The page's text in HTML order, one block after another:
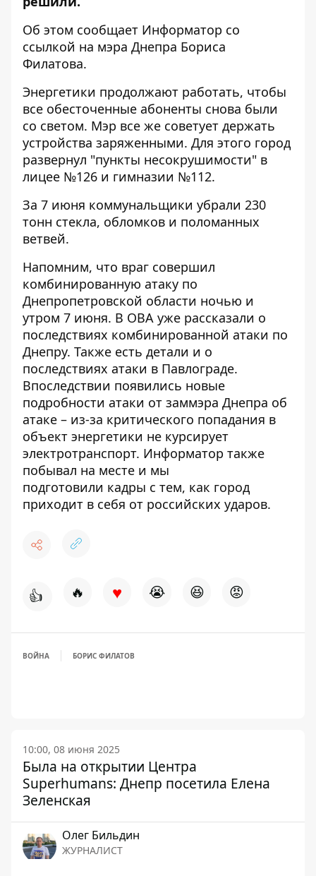
Об этом сообщает Информатор со
ссылкой на мэра Днепра Бориса
Филатова.
Энергетики продолжают работать, чтобы
все обесточенные абоненты снова были
со светом. Мэр все же советует держать
устройства заряженными. Для этого город
развернул "пункты несокрушимости" в
лицее №126 и гимназии №112.
За 7 июня коммунальщики убрали 230
тонн стекла, обломков и поломанных
ветвей.
Напомним, что враг совершил
комбинированную атаку по
Днепропетровской области ночью и
утром 7 июня. В ОВА уже рассказали о
последствиях комбинированной атаки по
Днепру. Также есть детали и о
последствиях атаки в Павлограде.
Впоследствии появились новые
подробности атаки от заммэра Днепра об
атаке – из-за критического попадания в
объект энергетики не курсирует
электротранспорт. Информатор также
побывал на месте и мы
подготовили кадры с тем, как город
приходит в себя от российских ударов.
👍 🔥 ♥ 😭 😆 😡
ВОЙНА БОРИС ФИЛАТОВ
10:00, 08 июня 2025
Была на открытии Центра
Superhumans: Днепр посетила Елена
Зеленская
Олег Бильдин
ЖУРНАЛИСТ